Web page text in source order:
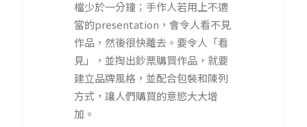
檔少於一分鐘；手作人若用上不適
當的presentation，會令人看不見
作品，然後很快離去。要令人「看
見」，並掏出鈔票購買作品，就要
建立品牌風格，並配合包裝和陳列
方式，讓人們購買的意慾大大增
加。